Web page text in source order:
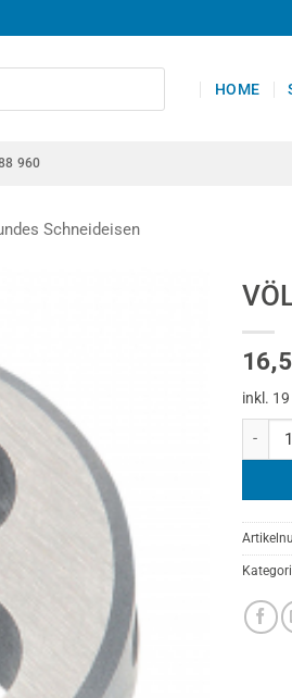
HOME
960
Schneideisen
inkl.